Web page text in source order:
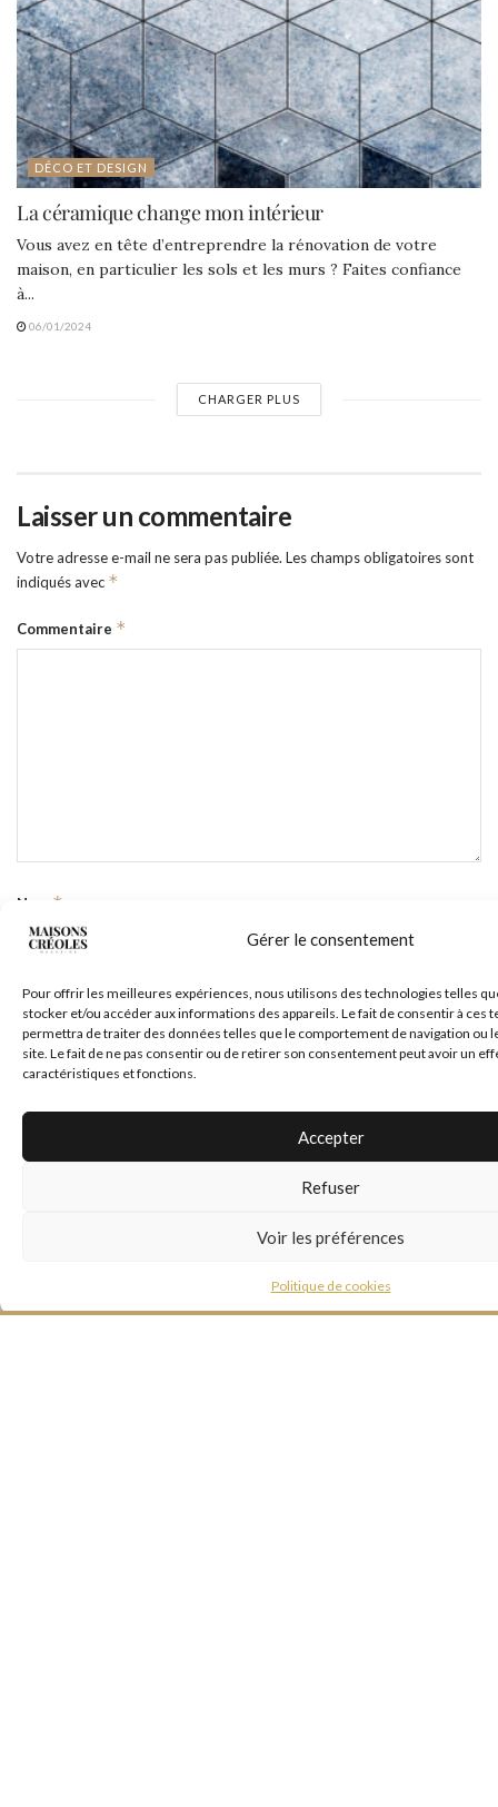
Gérer le consentement
Pour offrir les meilleures expériences, nous utilisons des technologies telles
stocker et/ou accéder aux informations des appareils. Le fait de consentir à ces
permettra de traiter des données telles que le comportement de navigation ou
site. Le fait de ne pas consentir ou de retirer son consentement peut avoir un
caractéristiques et fonctions.
Accepter
Refuser
Voir les préférences
Politique de cookies
DÉCO ET DESIGN
La céramique change mon intérieur
Vous avez en tête d’entreprendre la rénovation de votre
maison, en particulier les sols et les murs ? Faites confiance
à...
06/01/2024
CHARGER PLUS
Laisser un commentaire
Votre adresse e-mail ne sera pas publiée. Les champs obligatoires sont
indiqués avec *
Commentaire *
Nom *
E-mail*